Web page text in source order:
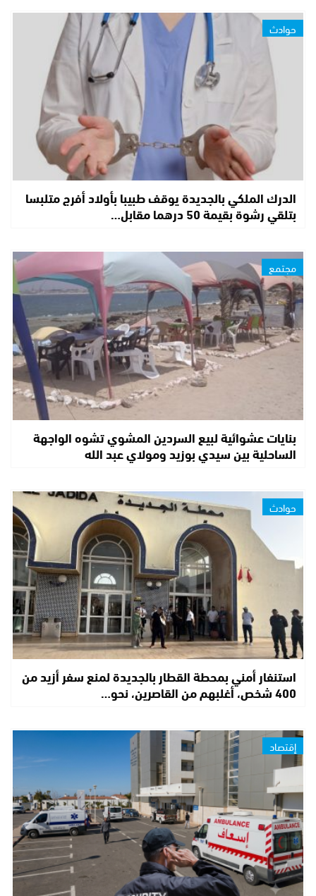
حوادث
الدرك الملكي بالجديدة يوقف طبيبا بأولاد أفرج متلبسا
بتلقي رشوة بقيمة 50 درهما مقابل…
مجتمع
بنايات عشوائية لبيع السردين المشوي تشوه الواجهة
الساحلية بين سيدي بوزيد ومولاي عبد الله
حوادث
استنفار أمني بمحطة القطار بالجديدة لمنع سفر أزيد من
400 شخص، أغلبهم من القاصرين، نحو…
إقتصاد